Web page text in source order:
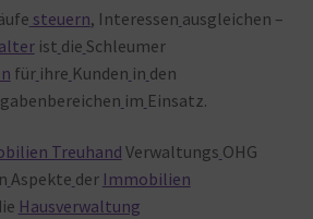
steuern, Interessen ausgleichen –
ist die Schleumer
für ihre Kunden in den
im Einsatz.
TreuhandVerwaltungs OHG
Aspekte der Immobilien
Hausverwaltung